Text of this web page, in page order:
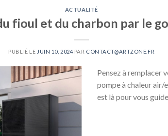
ACTUALITÉ
fioul et du charbon par le
PUBLIÉ LE JUIN 10, 2024 PAR CONTACT@ARTZONE.FR
Pensez à remplacer
pompe à chaleur air/
est là pour vous